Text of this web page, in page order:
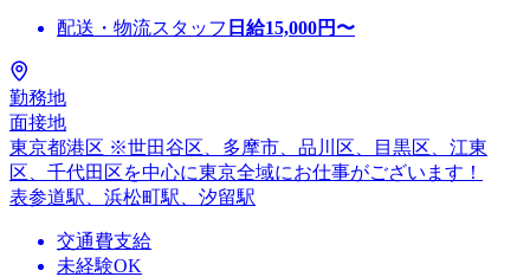
配送・物流スタッフ 日給15,000円〜
勤務地
面接地
東京都港区 ※世田谷区、多摩市、品川区、目黒区、江東
区、千代田区を中心に東京全域にお仕事がございます！
表参道駅、浜松町駅、汐留駅
交通費支給
未経験OK